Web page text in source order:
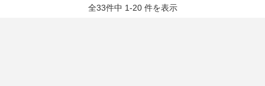
全33件中 1-20 件を表示